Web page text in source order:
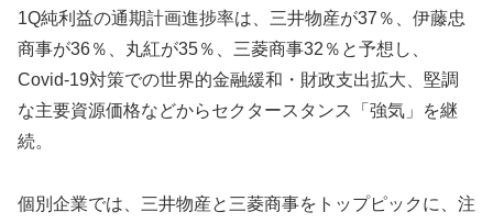
1Q純利益の通期計画進捗率は、三井物産が37％、伊藤忠
商事が36％、丸紅が35％、三菱商事32％と予想し、
Covid-19対策での世界的金融緩和・財政支出拡大、堅調
な主要資源価格などからセクタースタンス「強気」を継
続。
個別企業では、三井物産と三菱商事をトップピックに、注